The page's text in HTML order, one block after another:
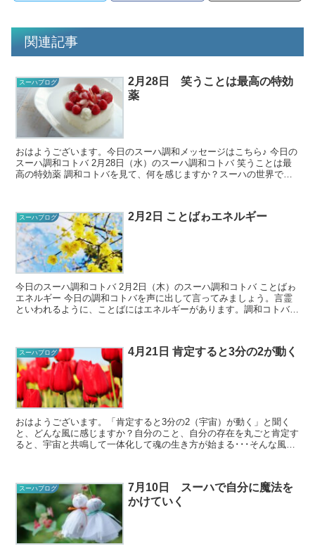
関連記事
スーハブログ
2月28日 笑うことは最高の特効
薬
おはようございます。今日のスーハ調和メッセージはこちら♪ 今日の
スーハ調和コトバ 2月28日（水）のスーハ調和コトバ 笑うことは最
高の特効薬 調和コトバを見て、何を感じますか？スーハの世界では
スーハブログ 2月2日 ことばゎエネルギー
今日のスーハ調和コトバ 2月2日（木）のスーハ調和コトバ ことばゎ
エネルギー 今日の調和コトバを声に出して言ってみましょう。言霊
といわれるように、ことばにはエネルギーがあります。調和コトバを
スーハブログ 4月21日 肯定すると3分の2が動く
おはようございます。「肯定すると3分の2（宇宙）が動く」と聞く
と、どんな風に感じますか？自分のこと、自分の存在を丸ごと肯定す
ると、宇宙と共鳴して一体化して魂の生き方が始まる･･･そんな風に
スーハブログ
7月10日 スーハで自分に魔法を
かけていく